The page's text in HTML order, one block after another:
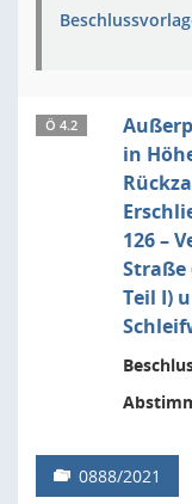
Ö 4.2
in
126 –
Straße
Teil I)
0888/2021